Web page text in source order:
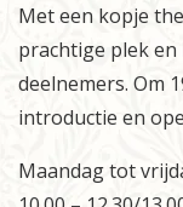
Met een kopje
prachtige plek
deelnemers. Om
introductie en
Maandag tot